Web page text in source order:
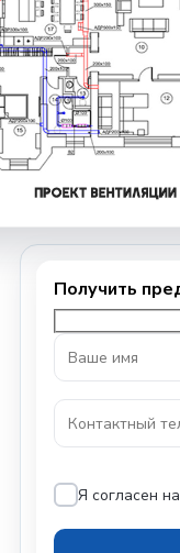
Я согласен на